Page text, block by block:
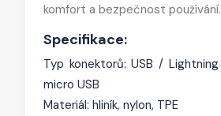
komfort a bezpečnost používání.
Specifikace:
Typ konektorů: USB /
micro USB
Materiál: hliník, nylon, TPE